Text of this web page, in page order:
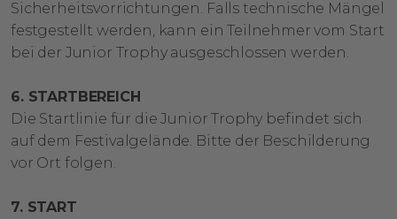
Sicherheitsvorrichtungen. Falls technische Mängel
festgestellt werden, kann ein Teilnehmer vom Start
bei der Junior Trophy ausgeschlossen werden.
6. STARTBEREICH
Die Startlinie für die Junior Trophy befindet sich
auf dem Festivalgelände. Bitte der Beschilderung
vor Ort folgen.
7. START